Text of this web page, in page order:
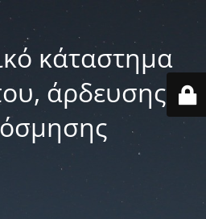
κάταστημα
άρδευσης,